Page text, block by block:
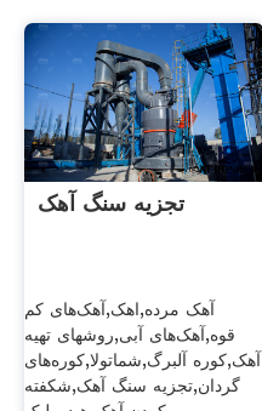
تجزیه سنگ آهک
آهک مرده,اهک,آهک‌های کم
قوه,آهک‌های آبی,روشهای تهیه
آهک‌,کوره آلبرگ,شماتولا,کوره‌های
گردان,تجزیه سنگ آهک,شکفته